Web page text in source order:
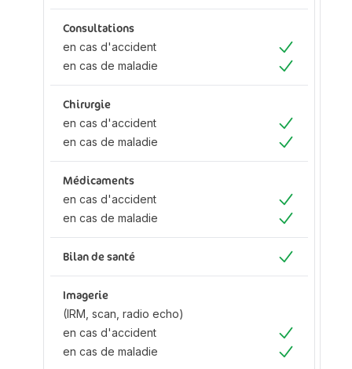
Consultations
en cas d'accident
en cas de maladie
Oui
Oui
Chirurgie
en cas d'accident
en cas de maladie
Oui
Oui
Médicaments
en cas d'accident
en cas de maladie
Oui
Oui
Bilan de santé
Oui
Imagerie
(IRM, scan, radio echo)
en cas d'accident
en cas de maladie
Oui